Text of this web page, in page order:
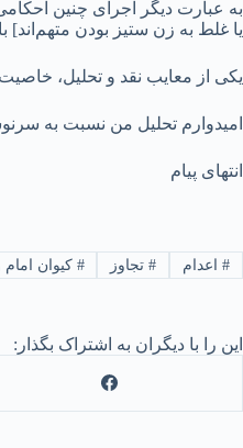
به عبارت دیگر اجرای چنین
یا غلط به زن ستیز بودن متهم‌اند]
یکی از معایب نقد و تحلیل،
امیدوارم تحلیل من نسبت به
انتهای پیام
#اعدام #تجاوز # کیوان
این را با دیگران به اشتراک بگذار: